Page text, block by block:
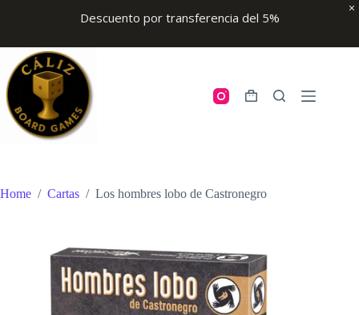
Descuento por transferencia del 5%
content
Shopping
Home / Cartas / Los hombres lobo de Castronegro